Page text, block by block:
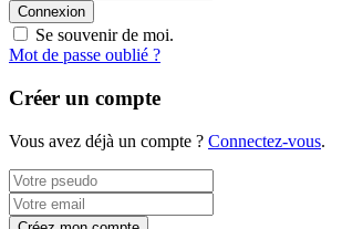
Connexion
Se souvenir de moi.
Mot de passe oublié ?
Créer un compte
Vous avez déjà un compte ? Connectez-vous.